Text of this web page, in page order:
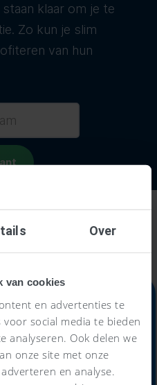
Over
van cookies
en advertenties te
social media te bieden
analyseren. Ook delen we
onze site met onze
en analyse.
klaar om je te
Zo kun je slim
van hun
prijs